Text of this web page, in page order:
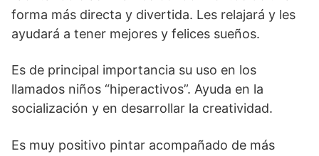
forma más directa y divertida. Les relajará y les
ayudará a tener mejores y felices sueños.
Es de principal importancia su uso en los
llamados niños “hiperactivos”. Ayuda en la
socialización y en desarrollar la creatividad.
Es muy positivo pintar acompañado de más